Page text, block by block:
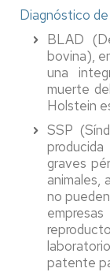
Diagnóstico
BLAD
bovina),
una
muerte
Holstein
SSP
graves
animales,
no
patente